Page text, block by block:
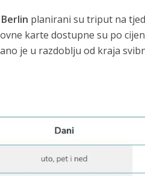
planirani su triput na
karte dostupne su po
je u razdoblju od kraja